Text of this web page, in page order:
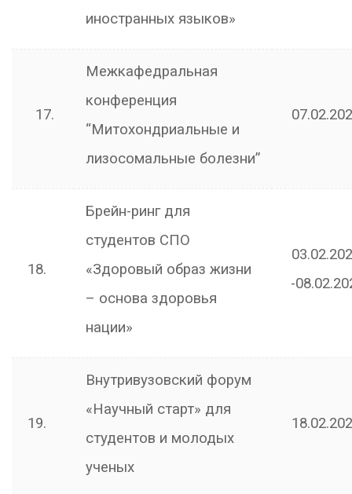
иностранных языков»
17.
Межкафедральная
конференция
“Митохондриальные и
лизосомальные болезни”
18.
Брейн-ринг для
студентов СПО
«Здоровый образ жизни
– основа здоровья
нации»
-
19.
Внутривузовский форум
«Научный старт» для
студентов и молодых
ученых